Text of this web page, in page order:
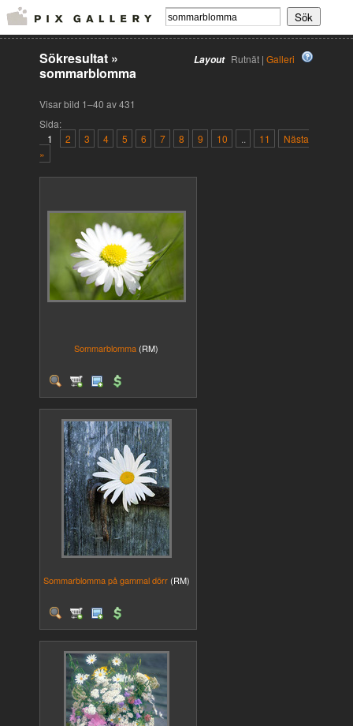
Layout Rutnät | Galleri
Sökresultat »
sommarblomma
Visar bild 1–40 av 431
Sida:
1
2 3 4 5 6 7 8 9 10 .. 11
Nästa
»
Sommarblomma (RM)
Sommarblomma på gammal dörr (RM)